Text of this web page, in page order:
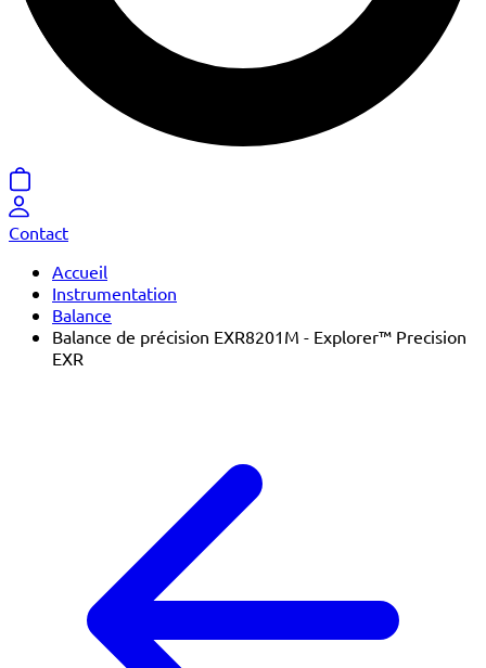
Contact
Accueil
Instrumentation
Balance
Balance de précision EXR8201M - Explorer™ Precision
EXR